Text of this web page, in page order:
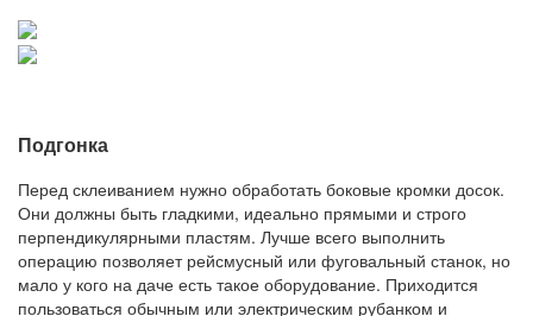
Подгонка
Перед склеиванием нужно обработать боковые кромки досок.
Они должны быть гладкими, идеально прямыми и строго
перпендикулярными пластям. Лучше всего выполнить
операцию позволяет рейсмусный или фуговальный станок, но
мало у кого на даче есть такое оборудование. Приходится
пользоваться обычным или электрическим рубанком и